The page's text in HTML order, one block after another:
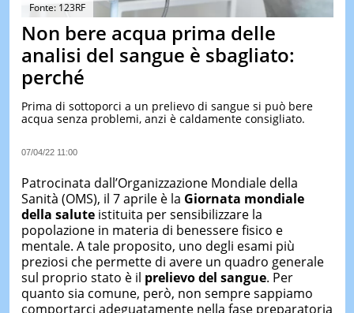
TEST
Fonte: 123RF
Non bere acqua prima delle
analisi del sangue è sbagliato:
perché
Prima di sottoporci a un prelievo di sangue si può bere
acqua senza problemi, anzi è caldamente consigliato.
07/04/22 11:00
Patrocinata dall’Organizzazione Mondiale della
Sanità (OMS), il 7 aprile è la Giornata mondiale
della saluteistituita per sensibilizzare la
popolazione in materia di benessere fisico e
mentale. A tale proposito, uno degli esami più
preziosi che permette di avere un quadro generale
sul proprio stato è il prelievo del sangue. Per
quanto sia comune, però, non sempre sappiamo
comportarci adeguatamente nella fase preparatoria